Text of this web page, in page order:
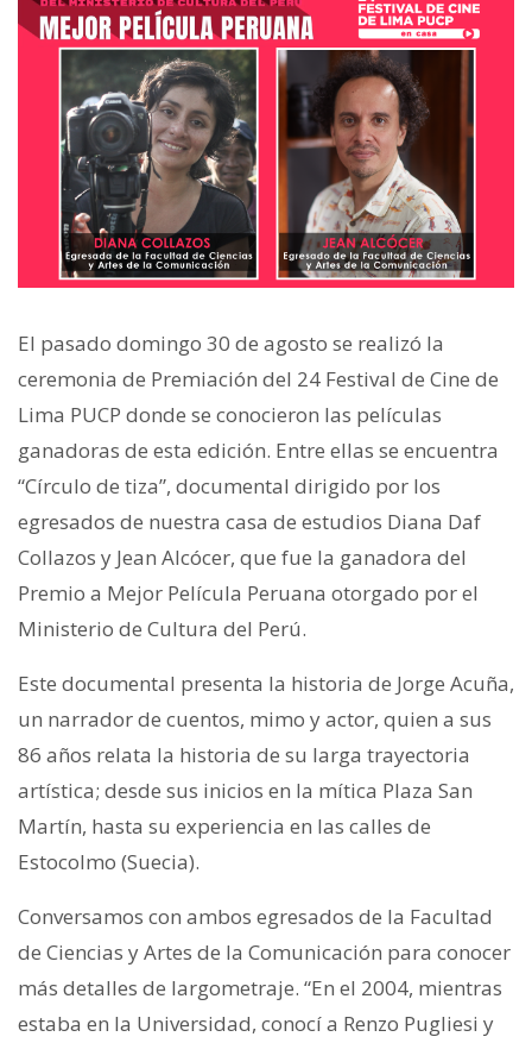
El pasado domingo 30 de agosto se realizó la
ceremonia de Premiación del 24 Festival de Cine de
Lima PUCP donde se conocieron las películas
ganadoras de esta edición. Entre ellas se encuentra
“Círculo de tiza”, documental dirigido por los
egresados de nuestra casa de estudios Diana Daf
Collazos y Jean Alcócer, que fue la ganadora del
Premio a Mejor Película Peruana otorgado por el
Ministerio de Cultura del Perú.
Este documental presenta la historia de Jorge Acuña,
un narrador de cuentos, mimo y actor, quien a sus
86 años relata la historia de su larga trayectoria
artística; desde sus inicios en la mítica Plaza San
Martín, hasta su experiencia en las calles de
Estocolmo (Suecia).
Conversamos con ambos egresados de la Facultad
de Ciencias y Artes de la Comunicación para conocer
más detalles de largometraje. “En el 2004, mientras
estaba en la Universidad, conocí a Renzo Pugliesi y